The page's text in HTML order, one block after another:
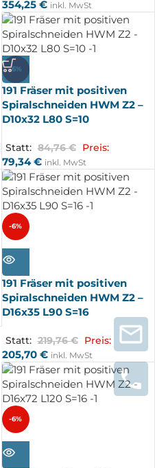
354,25 € inkl. MwSt
-6%
191 Fräser mit positiven
Spiralschneiden HWM Z2 –
D10x32 L80 S=10
Statt: 84,76€ Preis:
79,34€ inkl. MwSt
-6%
AUSV
ERKA
UFT
191 Fräser mit positiven
Spiralschneiden HWM Z2 –
D16x35 L90 S=16
Statt: 219,76€ Preis:
205,70 € inkl. MwSt
-6%
AUSV
ERKA
UFT